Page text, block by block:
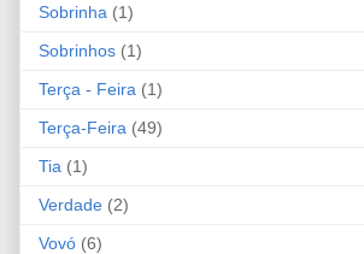
Sobrinha (1)
Sobrinhos (1)
Terça - Feira (1)
Terça-Feira (49)
Tia (1)
Verdade (2)
Vovó (6)